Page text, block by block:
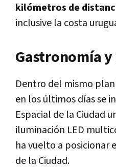
kilómetros de
inclusive la costa
Gastronomía
Dentro del mismo
en los últimos días se
Espacial de la Ciudad
iluminación LED
ha vuelto a posicionar
de la Ciudad.